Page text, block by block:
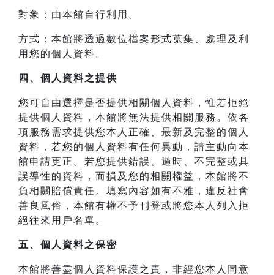
對象：由本館自行利用。
方式：本館將透過數位檔案形式蒐集、處理及利
用您的個人資料。
四、 個人資料之提供
您可自由選擇是否提供相關個人資料，惟若拒絕
提供個人資料，本館將無法提供相關服務。依各
項服務需求提供您本人正確、最新及完整的個人
資料，若您的個人資料有任何異動，請主動向本
館申請更正。若您提供錯誤、過時、不完整或具
誤導性的資料，而損及您的相關權益，本館將不
負相關賠償責任。填寫內容如有不雅，違反社會
善良風俗，本館有權不予刊登或將您本人列入拒
絕往來用戶名單。
五、個人資料之保密
本館將善盡個人資料保護之責，非經您本人同意